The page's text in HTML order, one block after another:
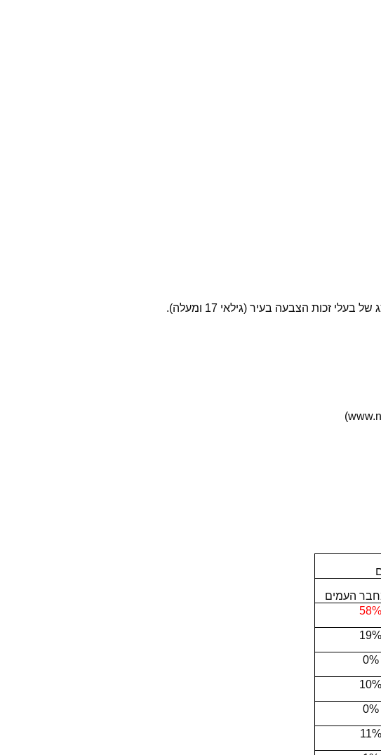
העמים
58%
19%
0%
10%
0%
11%